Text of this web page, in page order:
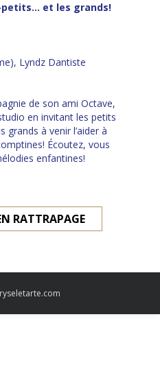
et les grands!
Lyndz Dantiste
de son ami Octave,
en invitant les petits
grands à venir l’aider à
Écoutez, vous
enfantines!
RATTRAPAGE